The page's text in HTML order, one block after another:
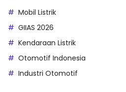
Mobil Listrik
GIIAS 2026
Kendaraan Listrik
Otomotif Indonesia
Industri Otomotif